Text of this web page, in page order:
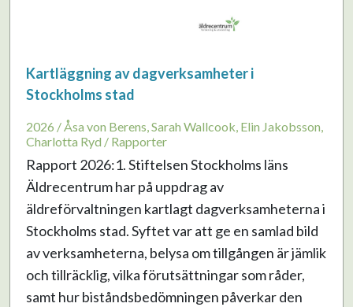
Kartläggning av dagverksamheter i
Stockholms stad
2026 / Åsa von Berens, Sarah Wallcook, Elin Jakobsson,
Charlotta Ryd / Rapporter
Rapport 2026:1. Stiftelsen Stockholms läns
Äldrecentrum har på uppdrag av
äldreförvaltningen kartlagt dagverksamheterna i
Stockholms stad. Syftet var att ge en samlad bild
av verksamheterna, belysa om tillgången är jämlik
och tillräcklig, vilka förutsättningar som råder,
samt hur biståndsbedömningen påverkar den